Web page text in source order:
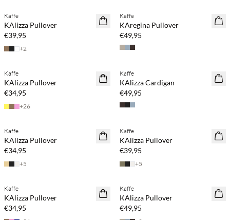
NEUHEITEN
Kaffe
KAlizza Pullover
€39,95
+2
NEUHEITEN
Kaffe
KAregina Pullover
€49,95
NEUHEITEN
Kaffe
KAlizza Pullover
€34,95
+26
NEUHEITEN
Kaffe
KAlizza Cardigan
€49,95
NEUHEITEN
Kaffe
KAlizza Pullover
€34,95
+5
NEUHEITEN
Kaffe
KAlizza Pullover
€39,95
+5
NEUHEITEN
Kaffe
KAlizza Pullover
€34,95
NEUHEITEN
Kaffe
KAlizza Pullover
€49,95